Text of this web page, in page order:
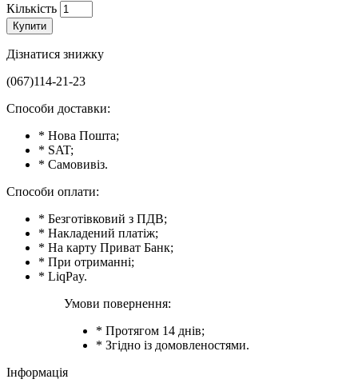
Кількість
Купити
Дізнатися знижку
(067)114-21-23
Способи доставки:
* Нова Пошта;
* SAT;
* Самовивіз.
Способи оплати:
* Безготівковий з ПДВ;
* Накладений платіж;
* На карту Приват Банк;
* При отриманні;
* LiqPay.
Умови повернення:
* Протягом 14 днів;
* Згідно із домовленостями.
Інформація